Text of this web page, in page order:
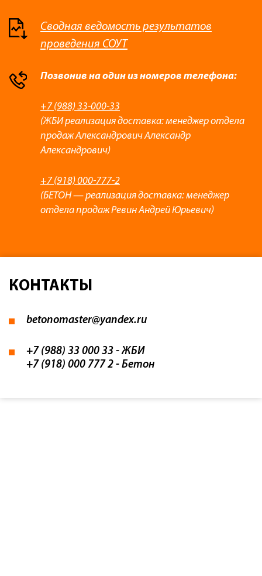
Сводная ведомость результатов
проведения СОУТ
Позвонив на один из номеров телефона:
+7 (988) 33-000-33
(ЖБИ реализация доставка: менеджер отдела
продаж Александрович Александр
Александрович)
+7 (918) 000-777-2
(БЕТОН — реализация доставка: менеджер
отдела продаж Ревин Андрей Юрьевич)
КОНТАКТЫ
betonomaster@yandex.ru
+7 (988) 33 000 33 - ЖБИ
+7 (918) 000 777 2 - Бетон